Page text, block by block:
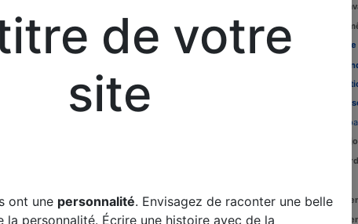
Commandez
Expédition le jour
Louez une
votre télévision
Délais de
Assistance
Livraison : 2-3
Crédit de
de votre
site
ont une personnalité. Envisagez de raconter une belle
la personnalité. Écrire une histoire avec de la